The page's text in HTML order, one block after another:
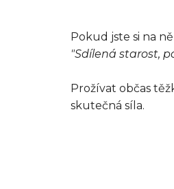
Pokud jste si na
"Sdílená starost,
Prožívat občas
skutečná síla.